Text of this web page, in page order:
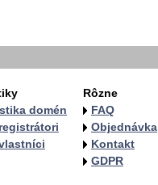
domén
Rôzne
FAQ
Objednávka
Kontakt
GDPR